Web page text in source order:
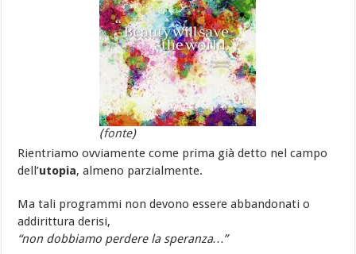
(fonte)
Rientriamo ovviamente come prima già detto nel campo
dell’utopia, almeno parzialmente.
Ma tali programmi non devono essere abbandonati o
addirittura derisi,
“non dobbiamo perdere la speranza…”